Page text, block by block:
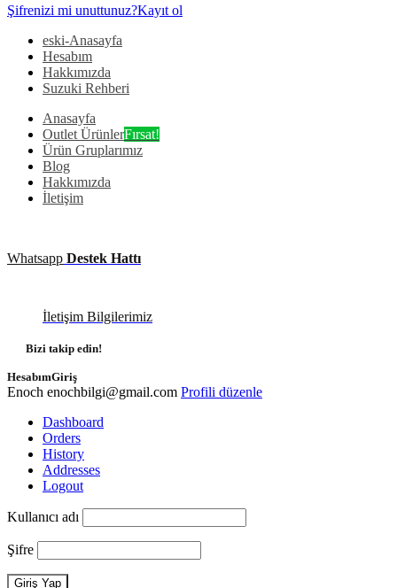
Şifrenizi mi unuttunuz?Kayıt ol
eski-Anasayfa
Hesabım
Hakkımızda
Suzuki Rehberi
Anasayfa
Outlet ÜrünlerFırsat!
Ürün Gruplarımız
Blog
Hakkımızda
İletişim
Whatsapp Destek Hattı
İletişim Bilgilerimiz
Bizi takip edin!
HesabımGiriş
Enoch enochbilgi@gmail.com Profili düzenle
Dashboard
Orders
History
Addresses
Logout
Kullanıcı adı
Şifre